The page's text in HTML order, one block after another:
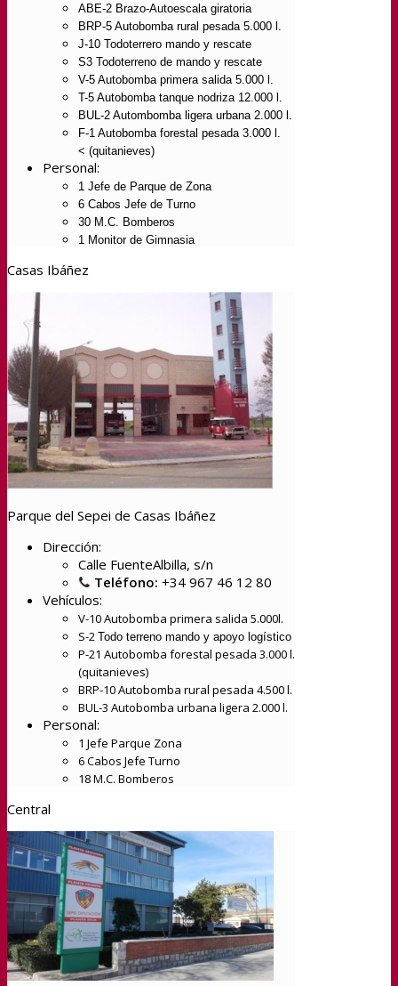
ABE-2 Brazo-Autoescala giratoria
BRP-5 Autobomba rural pesada 5.000 l.
J-10 Todoterrero mando y rescate
S3 Todoterreno de mando y rescate
V-5 Autobomba primera salida 5.000 l.
T-5 Autobomba tanque nodriza 12.000 l.
BUL-2 Autombomba ligera urbana 2.000 l.
F-1 Autobomba forestal pesada 3.000 l.
< (quitanieves)
Personal:
1 Jefe de Parque de Zona
6 Cabos Jefe de Turno
30 M.C. Bomberos
1 Monitor de Gimnasia
Casas Ibáñez
Parque del Sepei de Casas Ibáñez
Dirección:
Calle FuenteAlbilla, s/n
Teléfono: +34 967 46 12 80
Vehículos:
V-10 Autobomba primera salida 5.000l.
S-2 Todo terreno mando y apoyo logístico
P-21 Autobomba forestal pesada 3.000 l.
(quitanieves)
BRP-10 Autobomba rural pesada 4.500 l.
BUL-3 Autobomba urbana ligera 2.000 l.
Personal:
1 Jefe Parque Zona
6 Cabos Jefe Turno
18 M.C. Bomberos
Central